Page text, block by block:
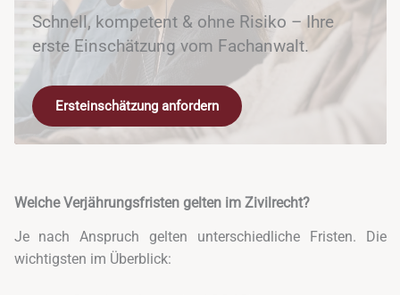
Schnell, kompetent & ohne Risiko – Ihre
erste Einschätzung vom Fachanwalt.
Ersteinschätzung anfordern
Welche Verjährungsfristen gelten im Zivilrecht?
Je nach Anspruch gelten unterschiedliche Fristen. Die
wichtigsten im Überblick: